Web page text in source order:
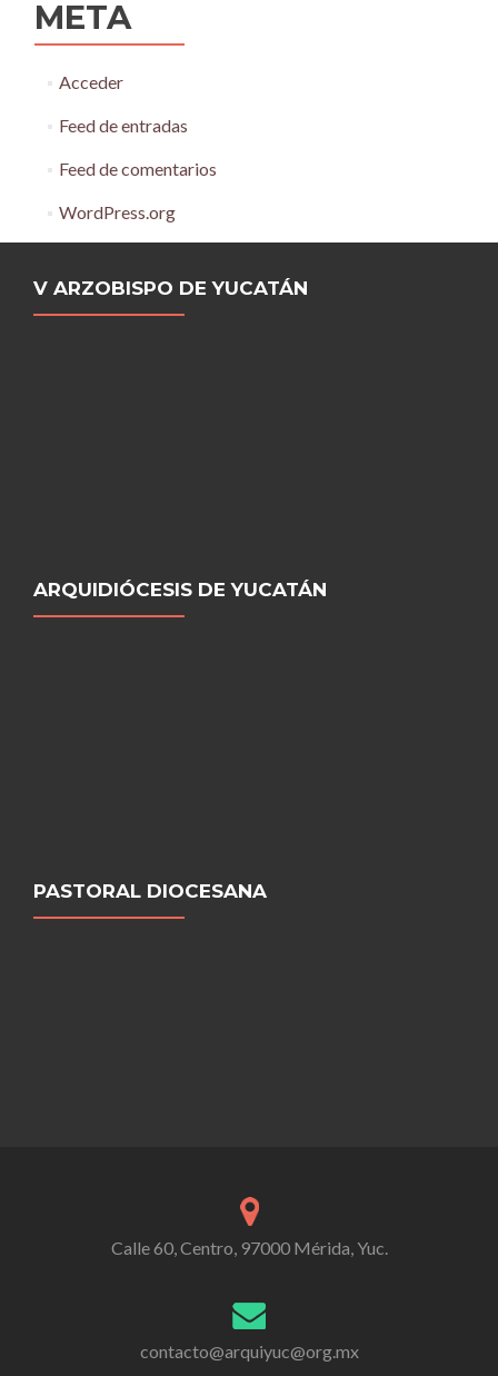
META
Acceder
Feed de entradas
Feed de comentarios
WordPress.org
V ARZOBISPO DE YUCATÁN
ARQUIDIÓCESIS DE YUCATÁN
PASTORAL DIOCESANA
Calle 60, Centro, 97000 Mérida, Yuc.
contacto@arquiyuc@org.mx